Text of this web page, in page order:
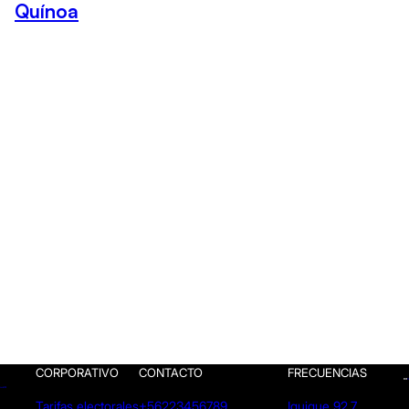
Quínoa
CORPORATIVO
Tarifas electorales
CONTACTO
+56223456789
FRECUENCIAS
Iquique 92.7